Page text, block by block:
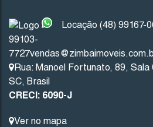
Locação (48) 99167-
99103-
7727
Rua: Manoel Fortunato, 89, Sala
SC, Brasil
CRECI: 6090-J
Ver no mapa